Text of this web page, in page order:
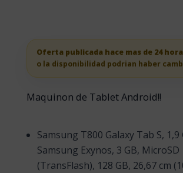
Oferta publicada hace mas de 24
o la disponibilidad podrian haber
Maquinon de Tablet Android!!
Samsung T800 Galaxy Tab S, 1,9
Samsung Exynos, 3 GB, MicroSD
(TransFlash), 128 GB, 26,67 cm